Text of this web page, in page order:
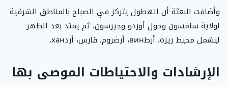
وأضافت البعثة أن الهطول يتركز في الصباح بالمناطق الشرقية
لولاية سامسون وحول أوردو وجيرسون، ثم يمتد بعد الظهر
ليشمل محيط ريزه، أرطвин، أرضروم، قارس، أردхан.
الإرشادات والاحتياطات الموصى بها